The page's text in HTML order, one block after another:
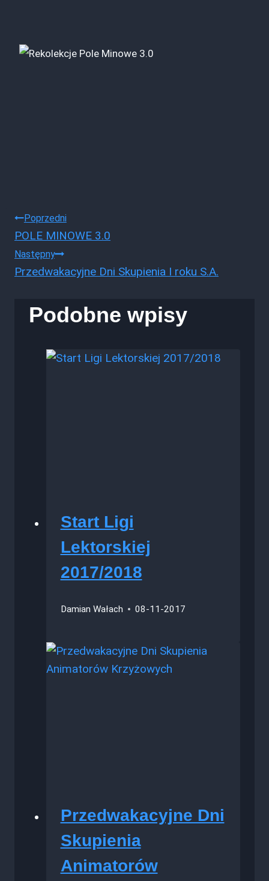
Nawigacja
wpisu
Poprzedni
POLE MINOWE 3.0
Następny
Przedwakacyjne Dni Skupienia I roku S.A.
Podobne wpisy
Start Ligi
Lektorskiej
2017/2018
Damian Wałach 08-11-2017
Przedwakacyjne Dni
Skupienia
Animatorów